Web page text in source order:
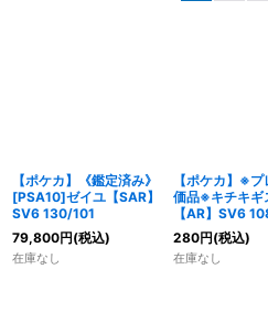
【ポケカ】《鑑定済み》
[PSA10]ゼイユ【SAR】
SV6 130/101
79,800円(税込)
在庫なし
【ポケカ】※
価品※キチキギ
【AR】SV6
280円(税込)
在庫なし